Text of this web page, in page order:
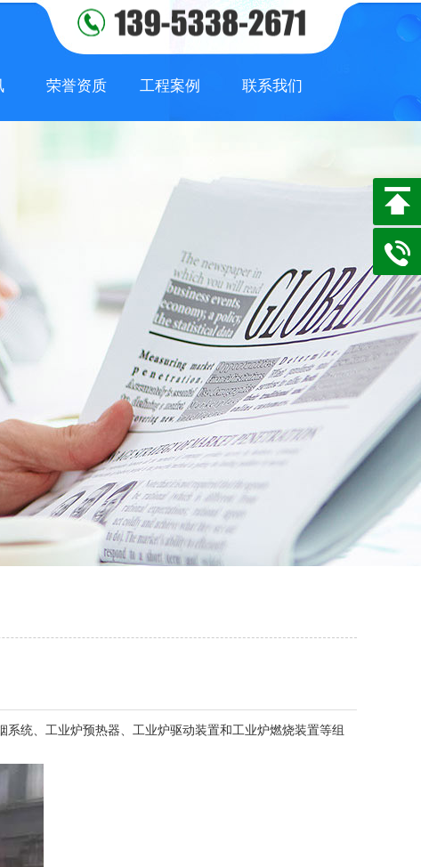
荣誉资质 工程案例 联系我们
统、工业炉预热器、工业炉驱动装置和工业炉燃烧装置等组